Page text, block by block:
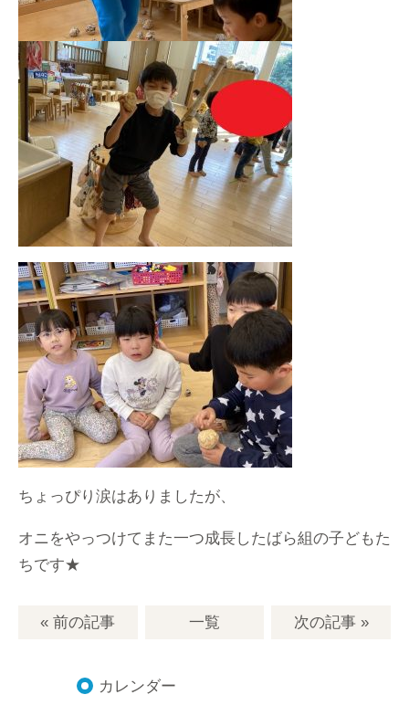
ちょっぴり涙はありましたが、
オニをやっつけてまた一つ成長したばら組の子どもた
ちです★
« 前の記事 一覧 次の記事»
カレンダー